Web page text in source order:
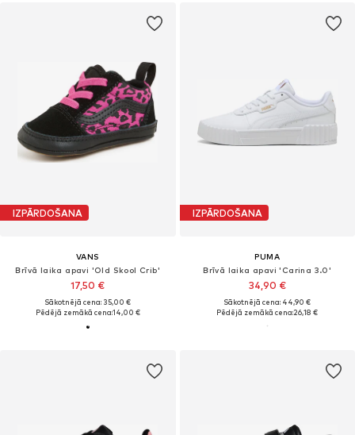
IZPĀRDOŠANA
VANS
Brīvā laika apavi 'Old Skool Crib'
17,50 €
Sākotnējā cena: 35,00 €
Pēdējā zemākā cena:14,00 €
IZPĀRDOŠANA
PUMA
Brīvā laika apavi 'Carina 3.0'
34,90 €
Sākotnējā cena: 44,90 €
Pēdējā zemākā cena:26,18 €